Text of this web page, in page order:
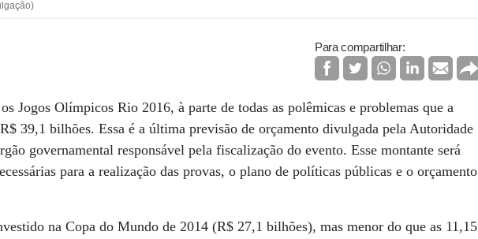
Para compartilhar:
Jogos Olímpicos Rio 2016, à parte de todas as polêmicas e problemas que a
39,1 bilhões. Essa é a última previsão de orçamento divulgada pela Autoridade
governamental responsável pela fiscalização do evento. Esse montante será
para a realização das provas, o plano de políticas públicas e o orçamento
na Copa do Mundo de 2014 (R$ 27,1 bilhões), mas menor do que as 11,15